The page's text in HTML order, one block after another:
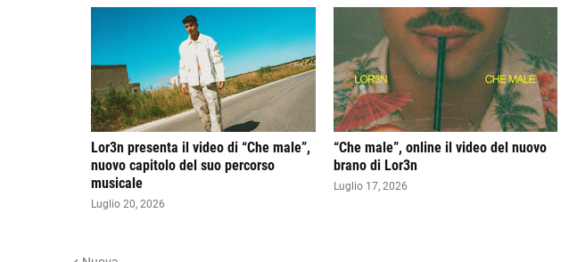
Lor3n presenta il video di “Che male”,
nuovo capitolo del suo percorso
musicale
Luglio 20, 2026
“Che male”, online il video del nuovo
brano di Lor3n
Luglio 17, 2026